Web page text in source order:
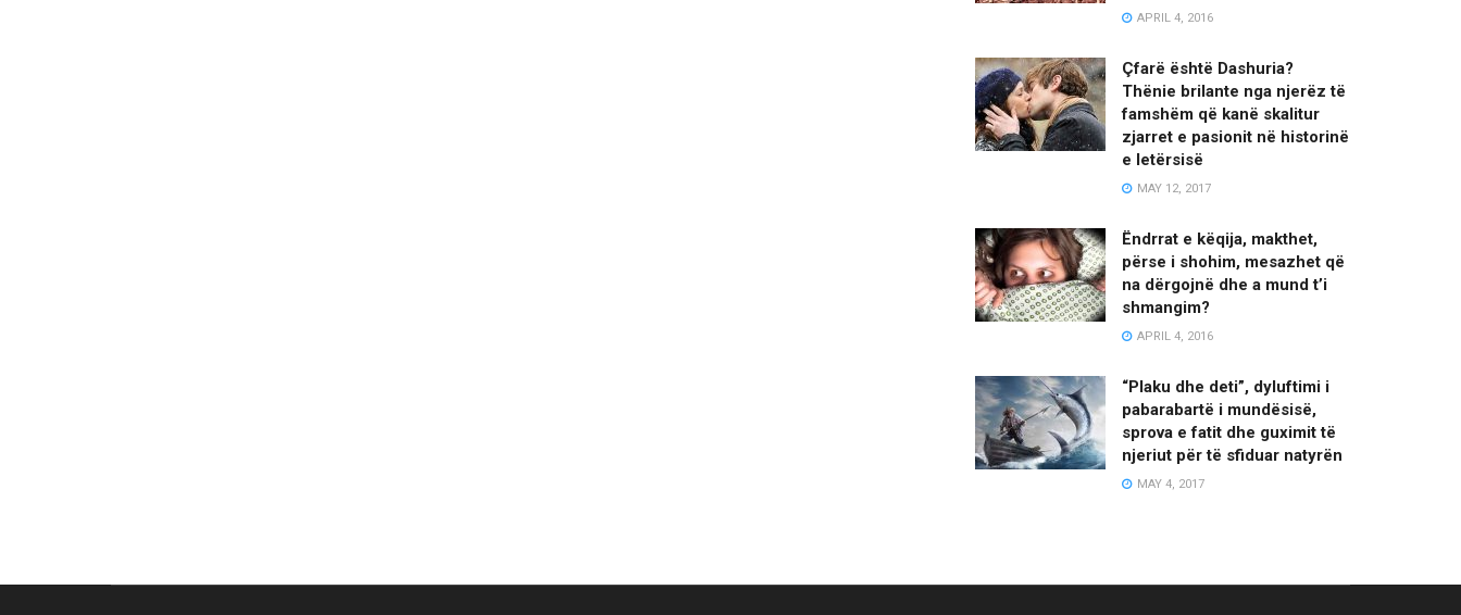
APRIL 4, 2016
Çfarë është Dashuria?
Thënie brilante nga njerëz të
famshëm që kanë skalitur
zjarret e pasionit në historinë
e letërsisë
MAY 12, 2017
Ëndrrat e këqija, makthet,
përse i shohim, mesazhet që
na dërgojnë dhe a mund t’i
shmangim?
APRIL 4, 2016
“Plaku dhe deti”, dyluftimi i
pabarabartë i mundësisë,
sprova e fatit dhe guximit të
njeriut për të sfiduar natyrën
MAY 4, 2017